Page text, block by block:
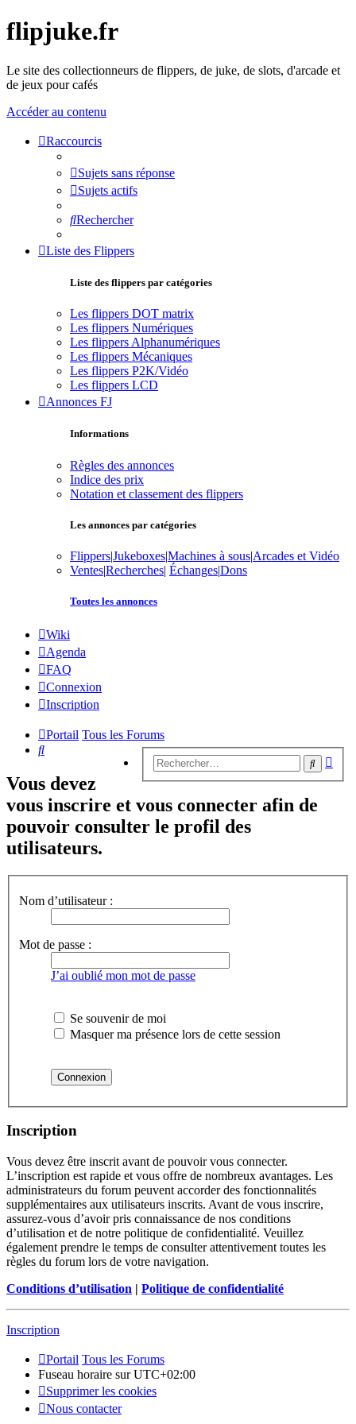
flipjuke.fr
Le site des collectionneurs de flippers, de juke, de slots, d'arcade et
de jeux pour cafés
Accéder au contenu
Raccourcis
Sujets sans réponse
Sujets actifs
Rechercher
Liste des Flippers
Liste des flippers par catégories
Les flippers DOT matrix
Les flippers Numériques
Les flippers Alphanumériques
Les flippers Mécaniques
Les flippers P2K/Vidéo
Les flippers LCD
Annonces FJ
Informations
Règles des annonces
Indice des prix
Notation et classement des flippers
Les annonces par catégories
Flippers|Jukeboxes|Machines à sous|Arcades et Vidéo
Ventes|Recherches| Échanges|Dons
Toutes les annonces
Wiki
Agenda
FAQ
Connexion
Inscription
Portail Tous les Forums
Rechercher
Vous devez
vous inscrire et vous connecter afin de
pouvoir consulter le profil des
utilisateurs.
Nom d’utilisateur :
Mot de passe :
J’ai oublié mon mot de passe
Se souvenir de moi
Masquer ma présence lors de cette session
Inscription
Vous devez être inscrit avant de pouvoir vous connecter.
L’inscription est rapide et vous offre de nombreux avantages. Les
administrateurs du forum peuvent accorder des fonctionnalités
supplémentaires aux utilisateurs inscrits. Avant de vous inscrire,
assurez-vous d’avoir pris connaissance de nos conditions
d’utilisation et de notre politique de confidentialité. Veuillez
également prendre le temps de consulter attentivement toutes les
règles du forum lors de votre navigation.
Conditions d’utilisation | Politique de confidentialité
Inscription
Portail Tous les Forums
Fuseau horaire surUTC+02:00
Supprimer les cookies
Nous contacter